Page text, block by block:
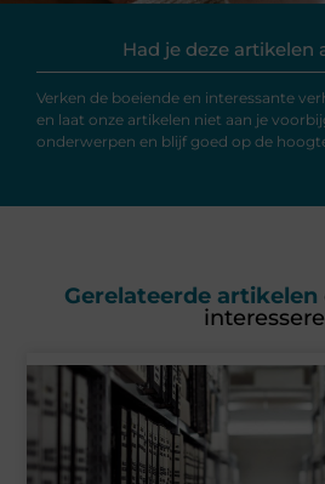
Had je deze artikelen
Verken de boeiende en interessante
en laat onze artikelen niet aan je
onderwerpen en blijf goed op de
Gerelateerde artikelen